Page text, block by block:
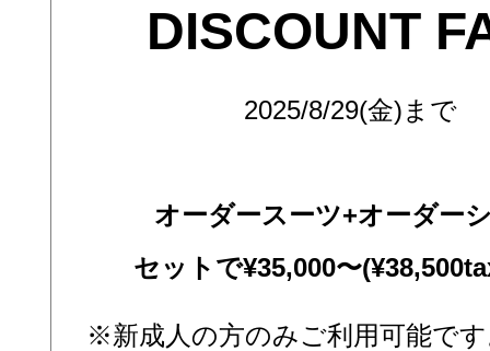
DISCOUNT
2025/8/29(金)まで
オーダースーツ+オーダー
セットで¥35,000〜
※新成人の方のみご利用可能で